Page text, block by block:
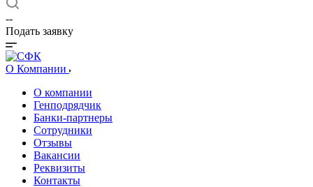
--
Подать заявку
О Компании
О компании
Генподрядчик
Банки-партнеры
Сотрудники
Отзывы
Вакансии
Реквизиты
Контакты